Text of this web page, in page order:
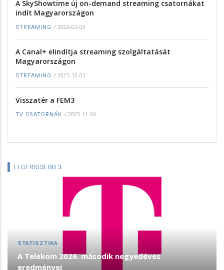
A SkyShowtime új on-demand streaming csatornákat
indít Magyarországon
STREAMING / 2026-02-03
A Canal+ elindítja streaming szolgáltatását
Magyarországon
STREAMING / 2025-12-01
Visszatér a FEM3
TV CSATORNÁK / 2025-11-06
LEGFRISSEBB 3
STATISZTIKA
A Telekom 2026. második negyedéves
eredményei